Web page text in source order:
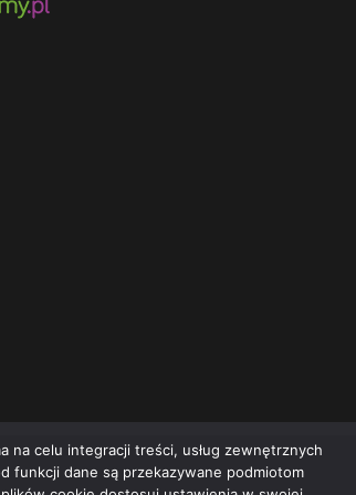
na celu integracji treści, usług zewnętrznych
funkcji dane są przekazywane podmiotom